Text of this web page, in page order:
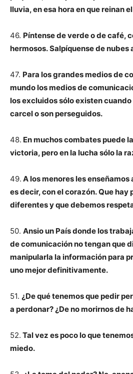
lluvia, en esa hora en que reinan
46. Píntense de verde o de café,
hermosos. Salpíquense de nubes
47. Para los grandes medios de
mundo los medios de
los excluidos sólo existen
carcel o son perseguidos.
48. En muchos combates puede
victoria, pero en la lucha sólo la
49. A los menores les
es decir, con el corazón. Que hay
diferentes y que debemos
50. Ansio un País donde los
de comunicación no tengan que
manipularla la información para
uno mejor definitivamente.
51. ¿De qué tenemos que pedir
a perdonar? ¿De no morirnos de
52. Tal vez es poco lo que
miedo.